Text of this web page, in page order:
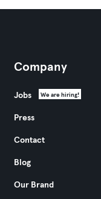
Company
Jobs We are hiring!
Press
Contact
Blog
Our Brand